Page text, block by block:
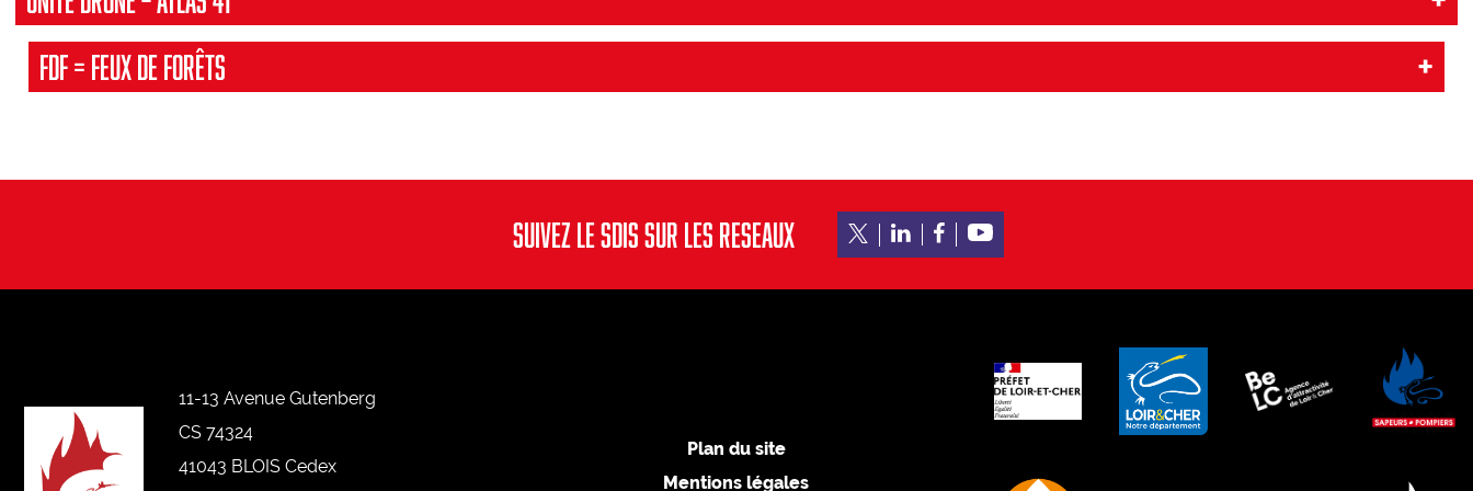
FDF = Feux de Forêts
SUIVEZ LE SDIS SUR LES RESEAUX
11-13 Avenue Gutenberg
CS 74324
41043 BLOIS Cedex
Plan du site
Mentions légales